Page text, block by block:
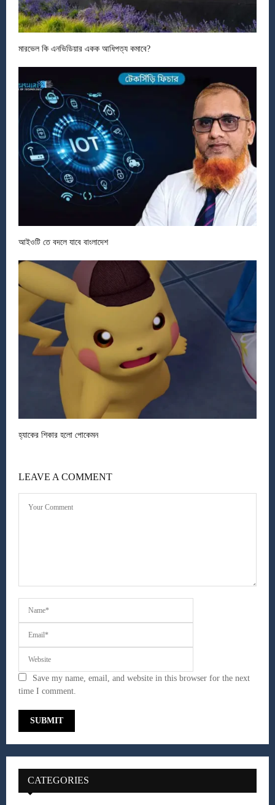
মারভেল কি এনভিডিয়ার একক আধিপত্য কমাবে?
আইওটি তে বদলে যাবে বাংলাদেশ
হ্যাকের শিকার হলো পোকেমন
LEAVE A COMMENT
Save my name, email, and website in this browser for the next
time I comment.
CATEGORIES